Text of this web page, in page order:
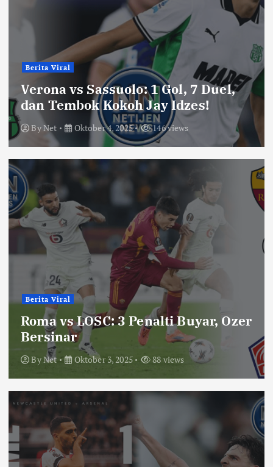
Berita Viral
Verona vs Sassuolo: 1 Gol, 7 Duel,
dan Tembok Kokoh Jay Idzes!
ByNet Oktober 4, 2025 146 views
Berita Viral
Roma vs LOSC: 3 Penalti Buyar, Ozer
Bersinar
ByNet Oktober 3, 2025 88 views